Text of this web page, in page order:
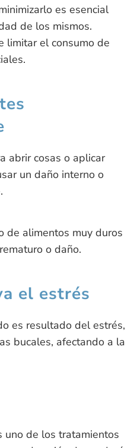
es esencial
de los mismos.
limitar el consumo de
abrir cosas o aplicar
un daño interno o
de alimentos muy duros
o daño.
el estrés
es resultado del estrés,
bucales, afectando a la
uno de los tratamientos